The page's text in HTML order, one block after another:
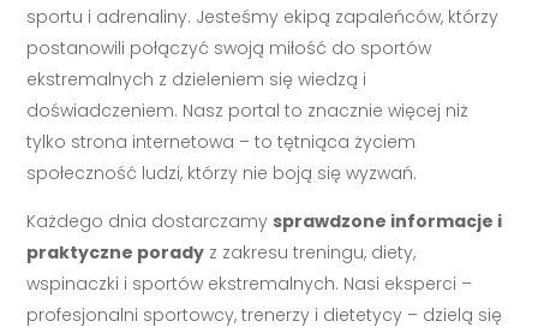
sportu i adrenaliny. Jesteśmy ekipą zapaleńców, którzy
postanowili połączyć swoją miłość do sportów
ekstremalnych z dzieleniem się wiedzą i
doświadczeniem. Nasz portal to znacznie więcej niż
tylko strona internetowa – to tętniąca życiem
społeczność ludzi, którzy nie boją się wyzwań.
Każdego dnia dostarczamy sprawdzone informacje i
praktyczne porady z zakresu treningu, diety,
wspinaczki i sportów ekstremalnych. Nasi eksperci –
profesjonalni sportowcy, trenerzy i dietetycy – dzielą się